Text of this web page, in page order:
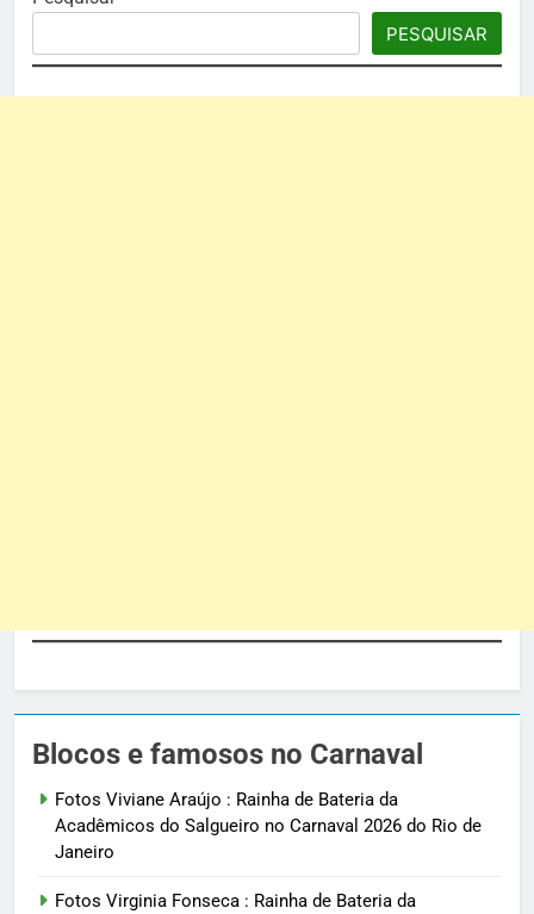
PESQUISAR
Blocos e famosos no Carnaval
Fotos Viviane Araújo : Rainha de Bateria da
Acadêmicos do Salgueiro no Carnaval 2026 do Rio de
Janeiro
Fotos Virginia Fonseca : Rainha de Bateria da